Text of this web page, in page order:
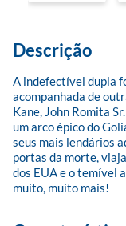
Descrição
A indefectível dupla
acompanhada de
Kane, John Romita
um arco épico do
seus mais lendários
portas da morte,
dos EUA e o temível
muito, muito mais!